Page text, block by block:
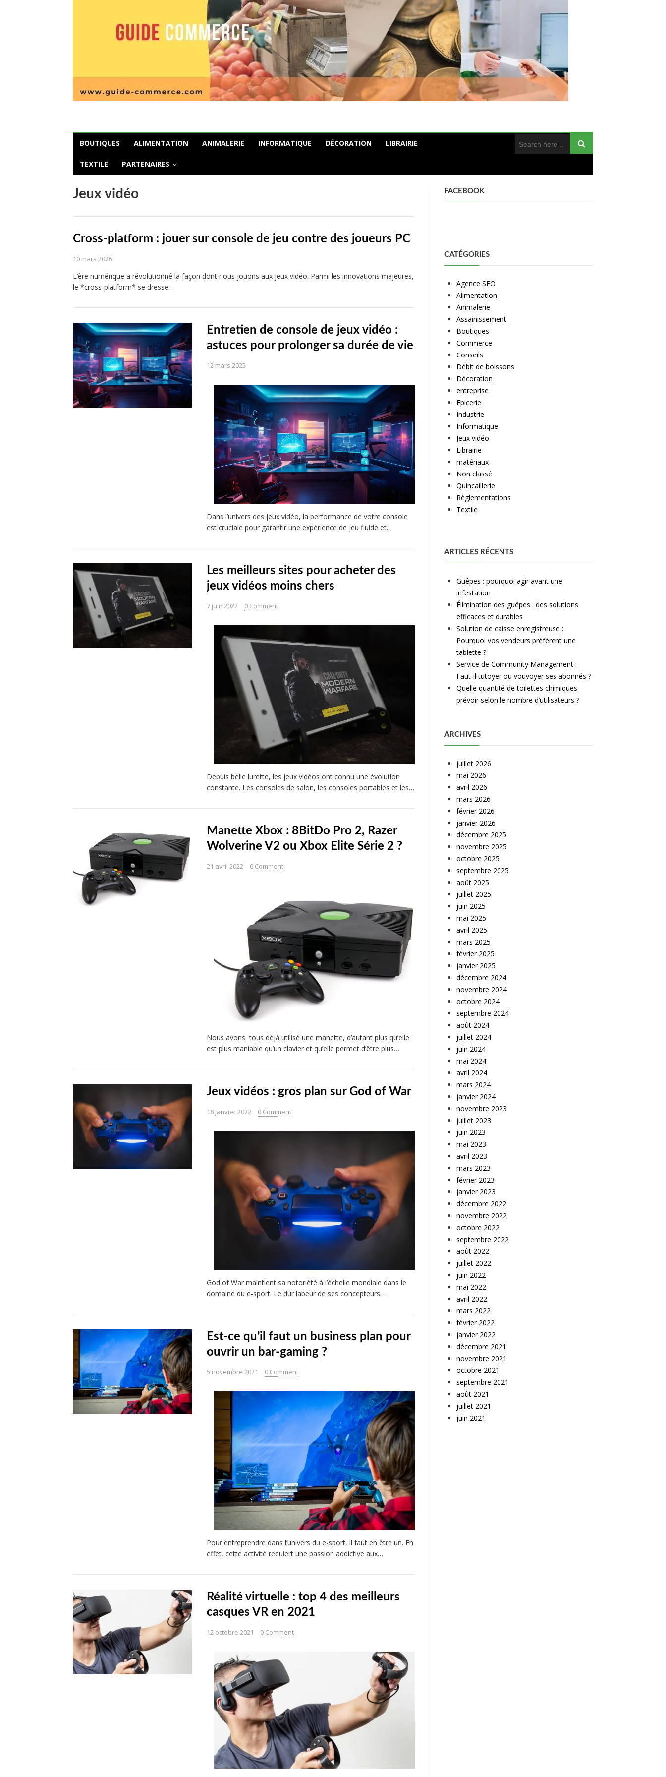
BOUTIQUES ALIMENTATION ANIMALERIE INFORMATIQUE DÉCORATION LIBRAIRIE
TEXTILE PARTENAIRES
Jeux vidéo
Cross-platform : jouer sur console de jeu contre des joueurs PC
10 mars 2026
L’ère numérique a révolutionné la façon dont nous jouons aux jeux vidéo. Parmi les innovations majeures,
le *cross-platform* se dresse…
Entretien de console de jeux vidéo :
astuces pour prolonger sa durée de vie
12 mars 2025
Dans l’univers des jeux vidéo, la performance de votre console
est cruciale pour garantir une expérience de jeu fluide et…
Les meilleurs sites pour acheter des
jeux vidéos moins chers
7 juin 2022 0 Comment
Depuis belle lurette, les jeux vidéos ont connu une évolution
constante. Les consoles de salon, les consoles portables et les…
Manette Xbox : 8BitDo Pro 2, Razer
Wolverine V2 ou Xbox Elite Série 2 ?
21 avril 2022 0 Comment
Nous avons tous déjà utilisé une manette, d’autant plus qu’elle
est plus maniable qu’un clavier et qu’elle permet d’être plus…
Jeux vidéos : gros plan sur God of War
18 janvier 2022 0 Comment
God of War maintient sa notoriété à l’échelle mondiale dans le
domaine du e-sport. Le dur labeur de ses concepteurs…
Est-ce qu’il faut un business plan pour
ouvrir un bar-gaming ?
5 novembre 2021 0 Comment
Pour entreprendre dans l’univers du e-sport, il faut en être un. En
effet, cette activité requiert une passion addictive aux…
Réalité virtuelle : top 4 des meilleurs
casques VR en 2021
12 octobre 2021 0 Comment
FACEBOOK
CATÉGORIES
Agence SEO
Alimentation
Animalerie
Assainissement
Boutiques
Commerce
Conseils
Débit de boissons
Décoration
entreprise
Epicerie
Industrie
Informatique
Jeux vidéo
Librairie
matériaux
Non classé
Quincaillerie
Règlementations
Textile
ARTICLES RÉCENTS
Guêpes : pourquoi agir avant une
infestation
Élimination des guêpes : des solutions
efficaces et durables
Solution de caisse enregistreuse :
Pourquoi vos vendeurs préfèrent une
tablette ?
Service de Community Management :
Faut-il tutoyer ou vouvoyer ses abonnés ?
Quelle quantité de toilettes chimiques
prévoir selon le nombre d’utilisateurs ?
ARCHIVES
juillet 2026
mai 2026
avril 2026
mars 2026
février 2026
janvier 2026
décembre 2025
novembre 2025
octobre 2025
septembre 2025
août 2025
juillet 2025
juin 2025
mai 2025
avril 2025
mars 2025
février 2025
janvier 2025
décembre 2024
novembre 2024
octobre 2024
septembre 2024
août 2024
juillet 2024
juin 2024
mai 2024
avril 2024
mars 2024
janvier 2024
novembre 2023
juillet 2023
juin 2023
mai 2023
avril 2023
mars 2023
février 2023
janvier 2023
décembre 2022
novembre 2022
octobre 2022
septembre 2022
août 2022
juillet 2022
juin 2022
mai 2022
avril 2022
mars 2022
février 2022
janvier 2022
décembre 2021
novembre 2021
octobre 2021
septembre 2021
août 2021
juillet 2021
juin 2021